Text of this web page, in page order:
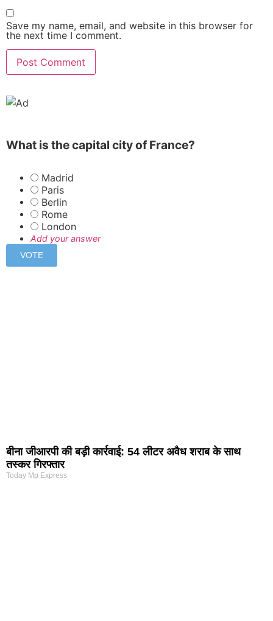
Save my name, email, and website in this browser for
the next time I comment.
What is the capital city of France?
Madrid
Paris
Berlin
Rome
London
Add your answer
बीना जीआरपी की बड़ी कार्रवाई: 54 लीटर अवैध शराब के साथ
तस्कर गिरफ्तार
Today Mp Express